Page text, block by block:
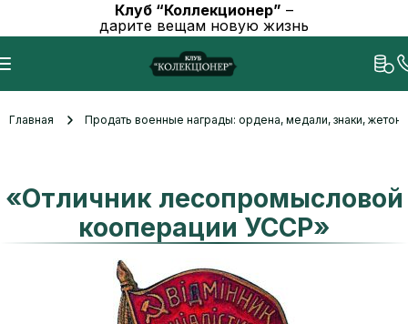
Клуб “Коллекционер” –
дарите вещам новую жизнь
Главная Продать военные награды: ордена, медали, знаки,
«Отличник лесопромысловой
кооперации УССР»